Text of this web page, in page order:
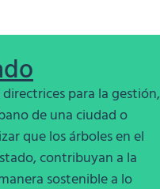
para la gestión,
de una ciudad o
que los árboles en el
contribuyan a la
sostenible a lo